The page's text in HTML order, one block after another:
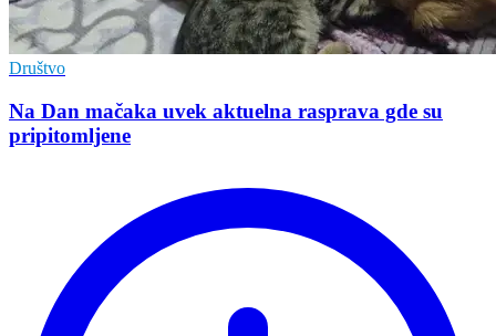
Društvo
Na Dan mačaka uvek aktuelna rasprava gde su
pripitomljene